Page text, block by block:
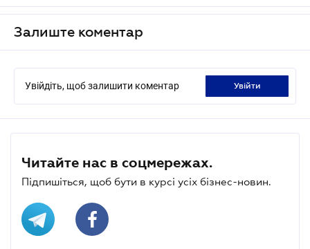
Залиште коментар
Увійдіть, щоб залишити коментар увійти
Читайте нас в соцмережах.
Підпишіться, щоб бути в курсі усіх бізнес-новин.